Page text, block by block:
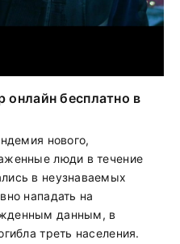
бесплатно в
нового,
люди в течение
в неузнаваемых
нападать на
данным, в
треть населения.